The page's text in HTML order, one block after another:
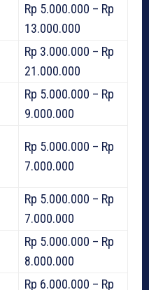
Rp 5.000.000 – Rp
13.000.000
Rp 3.000.000 – Rp
21.000.000
Rp 5.000.000 – Rp
9.000.000
Rp 5.000.000 – Rp
7.000.000
Rp 5.000.000 – Rp
7.000.000
Rp 5.000.000 – Rp
8.000.000
Rp 6.000.000 – Rp